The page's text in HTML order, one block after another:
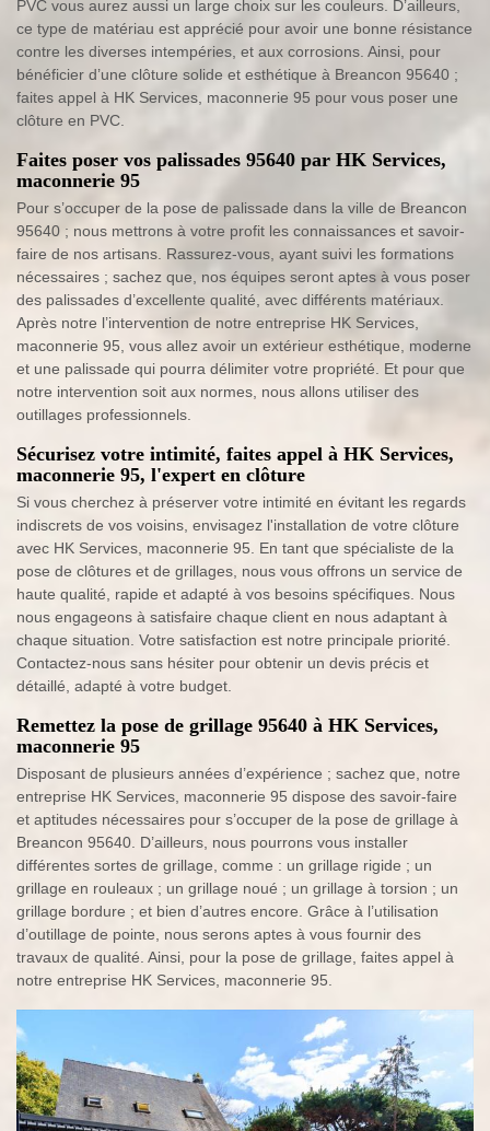
PVC vous aurez aussi un large choix sur les couleurs. D’ailleurs,
ce type de matériau est apprécié pour avoir une bonne résistance
contre les diverses intempéries, et aux corrosions. Ainsi, pour
bénéficier d’une clôture solide et esthétique à Breancon 95640 ;
faites appel à HK Services, maconnerie 95 pour vous poser une
clôture en PVC.
Faites poser vos palissades 95640 par HK Services,
maconnerie 95
Pour s’occuper de la pose de palissade dans la ville de Breancon
95640 ; nous mettrons à votre profit les connaissances et savoir-
faire de nos artisans. Rassurez-vous, ayant suivi les formations
nécessaires ; sachez que, nos équipes seront aptes à vous poser
des palissades d’excellente qualité, avec différents matériaux.
Après notre l’intervention de notre entreprise HK Services,
maconnerie 95, vous allez avoir un extérieur esthétique, moderne
et une palissade qui pourra délimiter votre propriété. Et pour que
notre intervention soit aux normes, nous allons utiliser des
outillages professionnels.
Sécurisez votre intimité, faites appel à HK Services,
maconnerie 95, l'expert en clôture
Si vous cherchez à préserver votre intimité en évitant les regards
indiscrets de vos voisins, envisagez l'installation de votre clôture
avec HK Services, maconnerie 95. En tant que spécialiste de la
pose de clôtures et de grillages, nous vous offrons un service de
haute qualité, rapide et adapté à vos besoins spécifiques. Nous
nous engageons à satisfaire chaque client en nous adaptant à
chaque situation. Votre satisfaction est notre principale priorité.
Contactez-nous sans hésiter pour obtenir un devis précis et
détaillé, adapté à votre budget.
Remettez la pose de grillage 95640 à HK Services,
maconnerie 95
Disposant de plusieurs années d’expérience ; sachez que, notre
entreprise HK Services, maconnerie 95 dispose des savoir-faire
et aptitudes nécessaires pour s’occuper de la pose de grillage à
Breancon 95640. D’ailleurs, nous pourrons vous installer
différentes sortes de grillage, comme : un grillage rigide ; un
grillage en rouleaux ; un grillage noué ; un grillage à torsion ; un
grillage bordure ; et bien d’autres encore. Grâce à l’utilisation
d’outillage de pointe, nous serons aptes à vous fournir des
travaux de qualité. Ainsi, pour la pose de grillage, faites appel à
notre entreprise HK Services, maconnerie 95.